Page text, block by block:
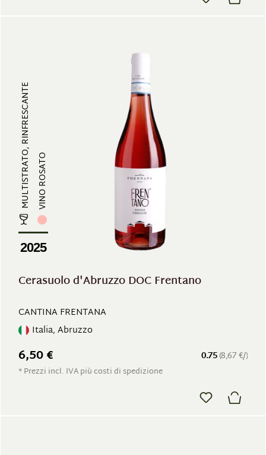
MULTISTRATO, RINFRESCANTEVINO ROSATO
2025
Cerasuolo d'Abruzzo DOC Frentano
CANTINA FRENTANA
Italia, Abruzzo
0.75(8,67 €/)
6,50 €
* Prezzi incl. IVA più costi di spedizione